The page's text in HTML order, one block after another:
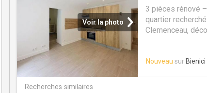
collectives,
l'eau ainsi que
privilégié alliant
Voir la photo
3 pièces rénové
quartier
Clemenceau,
aménagé en
compose d’une
Nouveau sur Bienici
Recherches similaires